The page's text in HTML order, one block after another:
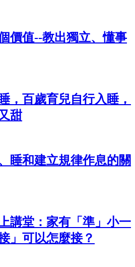
價值--教出獨立、懂事
，百歲育兒自行入睡，
甜
睡和建立規律作息的關
講堂：家有「準」小一
」可以怎麼接？